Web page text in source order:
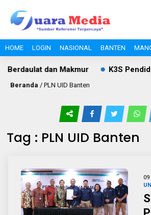
HOME LOGIN NASIONAL BANTEN
dan Makmur K3S Pendidikan
Beranda / PLN UID Banten
Tag : PLN UID Banten
09